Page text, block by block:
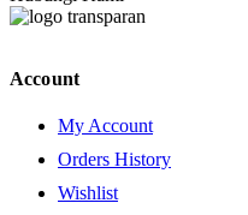
Account
My Account
Orders History
Wishlist